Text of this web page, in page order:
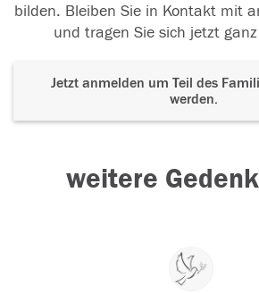
bilden. Bleiben Sie in Kontakt mit
und tragen Sie sich jetzt
Jetzt anmelden um Teil des
werden.
weitere